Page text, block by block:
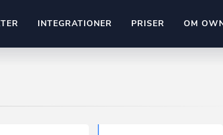
INTEGRATIONER
grænsen
PRISER OM